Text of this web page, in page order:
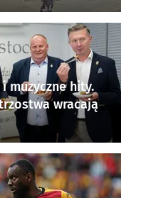
muzyczne hity.
wracają